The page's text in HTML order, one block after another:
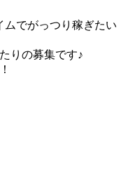
ムでがっつり稼ぎたい
りの募集です♪